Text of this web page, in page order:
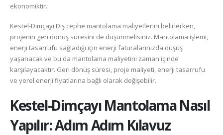
ekonomiktir.
Kestel-Dimçayı Dış cephe mantolama maliyetlerini belirlerken,
projenin geri dönüş süresini de düşünmelisiniz. Mantolama işlemi,
enerji tasarrufu sağladığı için enerji faturalarınızda düşüş
yaşanacak ve bu da mantolama maliyetini zaman içinde
karşılayacaktır. Geri dönüş süresi, proje maliyeti, enerji tasarrufu
ve yerel enerji fiyatlarına bağlı olarak değişebilir.
Kestel-DimçayıMantolama Nasıl
Yapılır: Adım Adım Kılavuz